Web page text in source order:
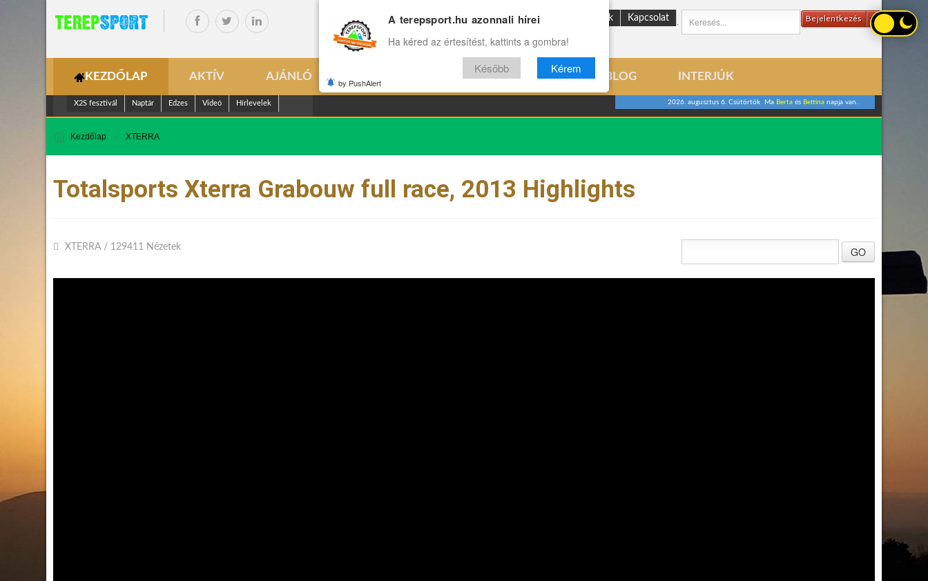
Bejelentkezés
ENG Reviews Archívum Rólunk Kapcsolat
KEZDŐLAP AKTÍV AJÁNLÓ ÉLETMÓD VILÁG BLOG INTERJÚK
X2S fesztivál Naptár Edzes Videó Hírlevelek 2026. augusztus 6. Csütörtök Ma Bertaés Bettinanapja van.
Kezdőlap XTERRA
Totalsports Xterra Grabouw full race, 2013 Highlights
XTERRA/ 129411 Nézetek GO
A terepsport.hu azonnali hírei
Ha kéred az értesítést, kattints a gombra!
Késöbb Kérem
by PushAlert